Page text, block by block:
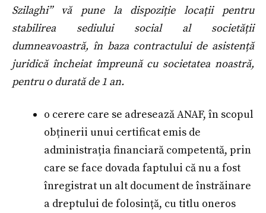
Szilaghi” vă pune la dispoziție locații pentru
stabilirea sediului social al societății
dumneavoastră, în baza contractului de asistență
juridică încheiat împreună cu societatea noastră,
pentru o durată de 1 an.
o cerere care se adresează ANAF, în scopul
obținerii unui certificat emis de
administrația financiară competentă, prin
care se face dovada faptului că nu a fost
înregistrat un alt document de înstrăinare
a dreptului de folosință, cu titlu oneros